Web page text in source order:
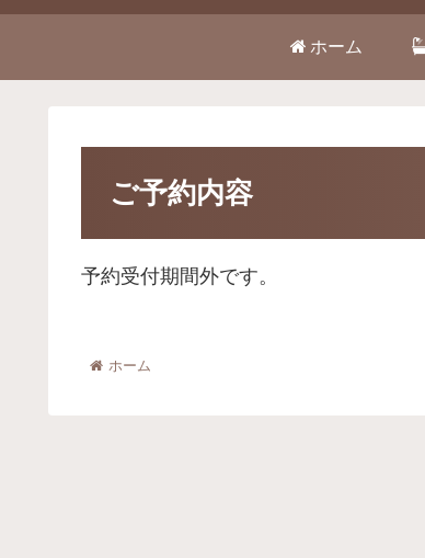
ホーム
ご予約内容
予約受付期間外です。
ホーム